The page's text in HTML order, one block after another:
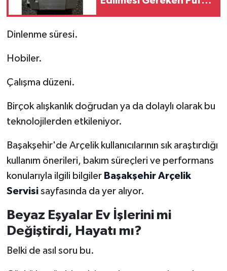
Dinlenme süresi.
Hobiler.
Çalışma düzeni.
Birçok alışkanlık doğrudan ya da dolaylı olarak bu
teknolojilerden etkileniyor.
Başakşehir'de Arçelik kullanıcılarının sık araştırdığı
kullanım önerileri, bakım süreçleri ve performans
konularıyla ilgili bilgiler Başakşehir Arçelik
Servisisayfasında da yer alıyor.
Beyaz Eşyalar Ev İşlerini mi
Değiştirdi, Hayatı mı?
Belki de asıl soru bu.